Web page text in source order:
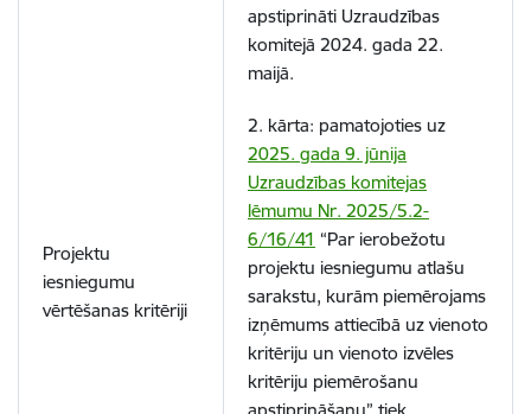
Projektu
iesniegumu
vērtēšanas kritēriji
apstiprināti Uzraudzības
komitejā 2024. gada 22.
maijā.
2. kārta: pamatojoties uz
2025. gada 9. jūnija
Uzraudzības komitejas
lēmumu Nr. 2025/5.2-
6/16/41 “Par ierobežotu
projektu iesniegumu atlašu
sarakstu, kurām piemērojams
izņēmums attiecībā uz vienoto
kritēriju un vienoto izvēles
kritēriju piemērošanu